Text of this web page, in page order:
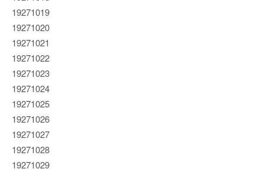
19271019
19271020
19271021
19271022
19271023
19271024
19271025
19271026
19271027
19271028
19271029